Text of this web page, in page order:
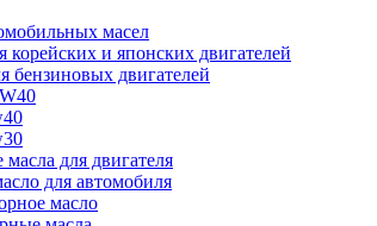
масел
корейских и японских двигателей
бензиновых двигателей
для двигателя
для автомобиля
масло